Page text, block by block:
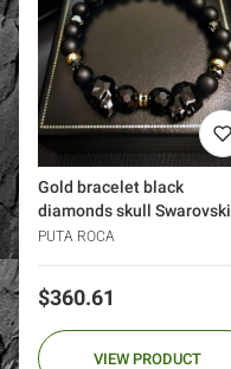
Gold bracelet black
diamonds skull Swarovski
PUTA ROCA
Price
$360.61
VIEW PRODUCT